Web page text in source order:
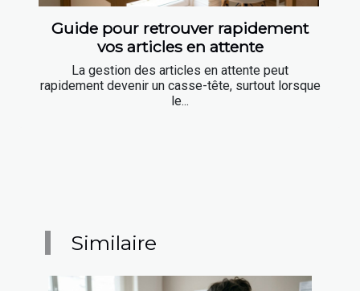
Guide pour retrouver rapidement
vos articles en attente
La gestion des articles en attente peut
rapidement devenir un casse-tête, surtout lorsque
le...
Similaire